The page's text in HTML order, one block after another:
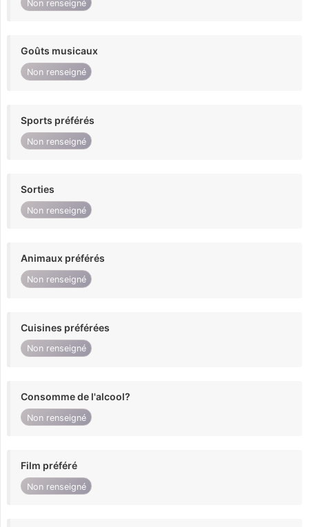
Non renseigné
Goûts musicaux
Non renseigné
Sports préférés
Non renseigné
Sorties
Non renseigné
Animaux préférés
Non renseigné
Cuisines préférées
Non renseigné
Consomme de l'alcool?
Non renseigné
Film préféré
Non renseigné